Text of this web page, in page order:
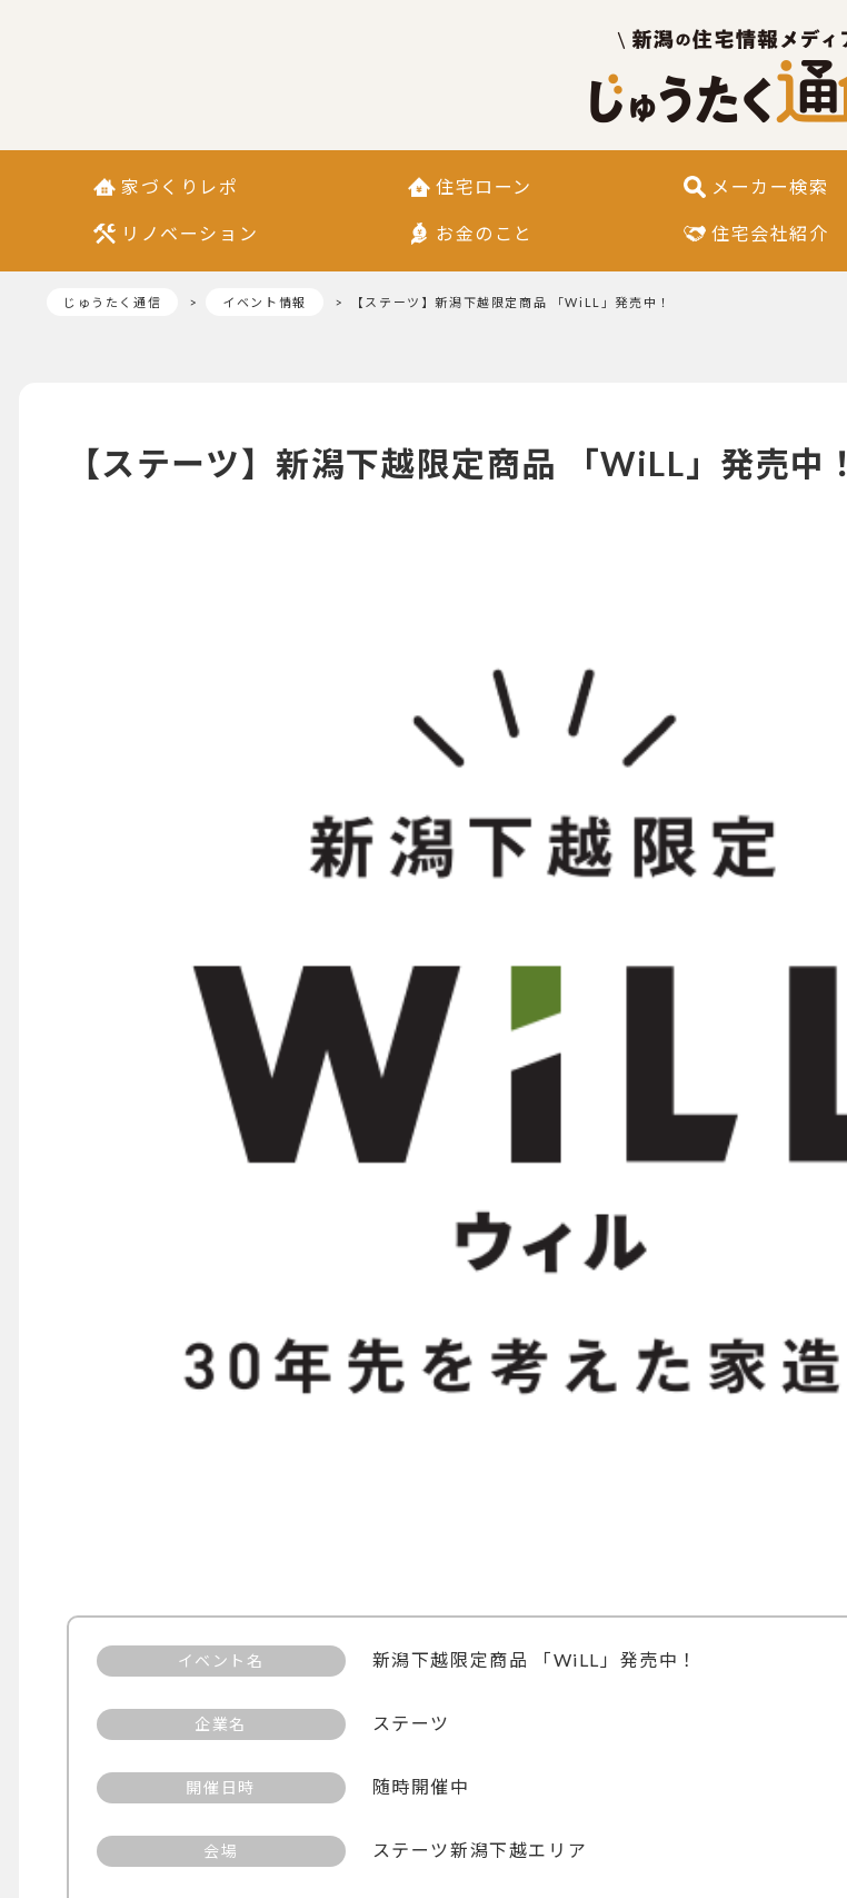
家づくりレポ
リノベーション
住宅ローン
お金のこと
メーカー検索
住宅会社紹介
じゅうたく通信 イベント情報 【ステーツ】新潟下越限定商品 「WiLL」発売中！
【ステーツ】新潟下越限定商品 「WiLL」発売中！
イベント名 新潟下越限定商品 「WiLL」発売中！
企業名 ステーツ
開催日時 随時開催中
会場 ステーツ新潟下越エリア